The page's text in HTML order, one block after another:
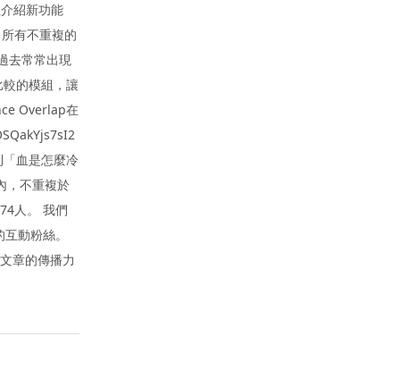
紹新功能
有不重複的
去常常出現
的模組，讓
Overlap在
血是怎麼冷
，不重複於
人。 我們
動粉絲。
章的傳播力